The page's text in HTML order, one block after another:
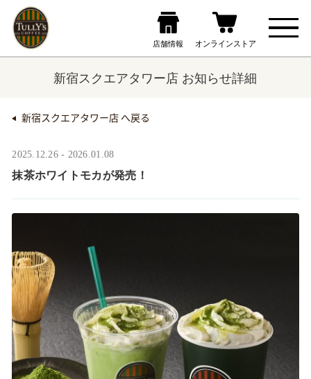
新宿スクエアタワー店 お知らせ詳細
新宿スクエアタワー店 へ戻る
2025.12.26 - 2026.01.08
抹茶ホワイトモカが発売！